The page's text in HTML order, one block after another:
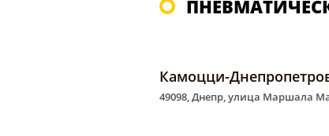
Камоцци-
49098, Днепр, улица Маршала